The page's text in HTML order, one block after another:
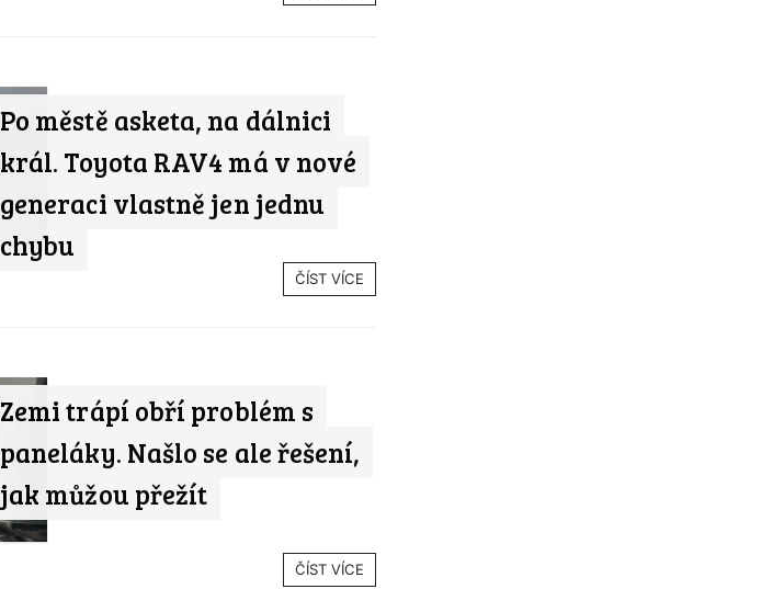
Po městě asketa, na dálnici
král. Toyota RAV4 má v nové
generaci vlastně jen jednu
chybu
ČÍST VÍCE
Zemi trápí obří problém s
paneláky. Našlo se ale řešení,
jak můžou přežít
ČÍST VÍCE